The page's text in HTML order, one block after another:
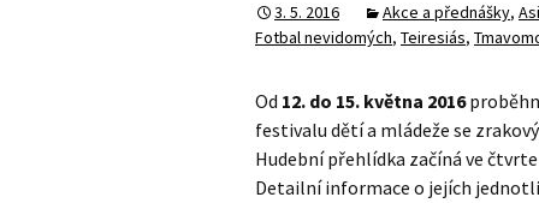
3. 5. 2016 Akce a přednášky,
Fotbal nevidomých, Teiresiás,
Od 12. do 15. května 2016
festivalu dětí a mládeže se
Hudební přehlídka začíná ve
Detailní informace o jejích